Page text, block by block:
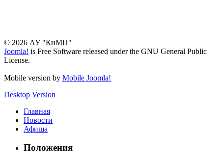
© 2026 АУ "КиМП"
Joomla! is Free Software released under the GNU General Public
License.
Mobile version by Mobile Joomla!
Desktop Version
Главная
Новости
Афиша
Положения